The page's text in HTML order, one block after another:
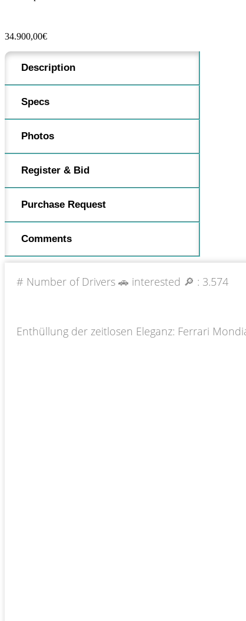
34.900,00€
Description
Specs
Photos
Register & Bid
Purchase Request
Comments
# Number of Drivers 🚗 interested 🔎 : 3.574
Enthüllung der zeitlosen Eleganz: Ferrari